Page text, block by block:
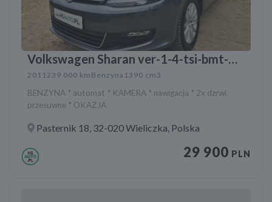
Volkswagen Sharan ver-1-4-tsi-bmt-
highline-dsg
2011239 000 km Benzyna 1390 cm3
BENZYNA * automat * KAMERA * nawigacja * 2x dzrwi
przesuwne * OKAZJA
Pasternik 18, 32-020 Wieliczka, Polska
29 900 PLN